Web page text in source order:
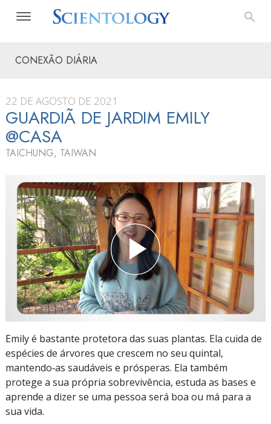
CONEXÃO DIÁRIA
22 DE AGOSTO DE 2021
GUARDIÃ DE JARDIM EMILY
@CASA
TAICHUNG, TAIWAN
Emily é bastante protetora das suas plantas. Ela cuida de
espécies de árvores que crescem no seu quintal,
mantendo‑as saudáveis e prósperas. Ela também
protege a sua própria sobrevivência, estuda as bases e
aprende a dizer se uma pessoa será boa ou má para a
sua vida.